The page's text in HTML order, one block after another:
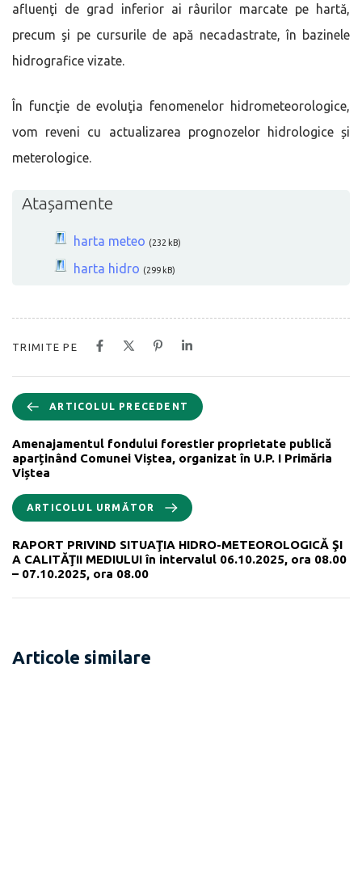
afluenţi de grad inferior ai râurilor marcate pe hartă,
precum şi pe cursurile de apă necadastrate, în bazinele
hidrografice vizate.
În funcţie de evoluţia fenomenelor hidrometeorologice,
vom reveni cu actualizarea prognozelor hidrologice și
meterologice.
Atașamente
harta meteo (232 kB)
harta hidro (299 kB)
TRIMITE PE
ARTICOLUL PRECEDENT
Amenajamentul fondului forestier proprietate publică
aparținând Comunei Viștea, organizat în U.P. I Primăria
Viștea
ARTICOLUL URMĂTOR
RAPORT PRIVIND SITUAŢIA HIDRO-METEOROLOGICĂ ŞI
A CALITĂŢII MEDIULUI în intervalul 06.10.2025, ora 08.00
– 07.10.2025, ora 08.00
Articole similare